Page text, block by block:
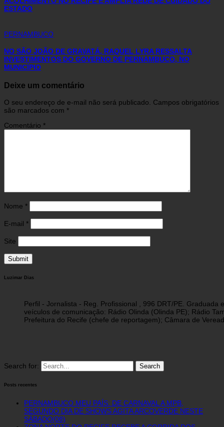
ESTADO
PERNAMBUCO
NO SÃO JOÃO DE GRAVATÁ, RAQUEL LYRA RESSALTA
INVESTIMENTOS DO GOVERNO DE PERNAMBUCO, NO
MUNICÍPIO
Deixe um comentário
O seu endereço de e-mail não será publicado. Campos obrigatórios
são marcados com *
Comentário *
Nome *
E-mail *
Site
Luzimar Dias
Perfil - Jornalista - Reg. Profissional , 996 DRT/PE.
veículos de comunicação: Rádio Olinda (Olinda PE); Rádio
Prefeitura do Recife (chefe de reportagem); Câmara de
Search for:
Posts recentes
PERNAMBUCO MEU PAÍS: DE CARNAVAL A MPB,
SEGUNDO DIA DE SHOWS AGITA ARCOVERDE NESTE
SÁBADO(08)